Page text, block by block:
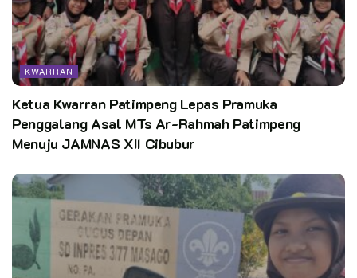
KWARRAN
Ketua Kwarran Patimpeng Lepas Pramuka
Penggalang Asal MTs Ar-Rahmah Patimpeng
Menuju JAMNAS XII Cibubur